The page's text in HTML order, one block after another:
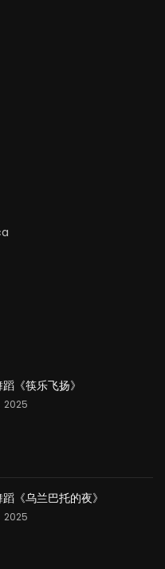
《筷乐飞扬》
2025
《乌兰巴托的夜》
2025